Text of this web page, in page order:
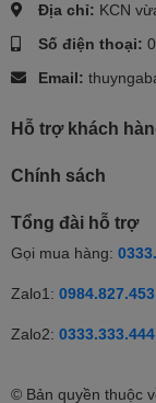
Địa chỉ: KCN
Số điện thoại:
Email:
Hỗ trợ khách
Chính sách
Tổng đài hỗ trợ
Gọi mua hàng:
Zalo1: 0984.827.453
Zalo2: 0333.333.444
© Bản quyền thuộc